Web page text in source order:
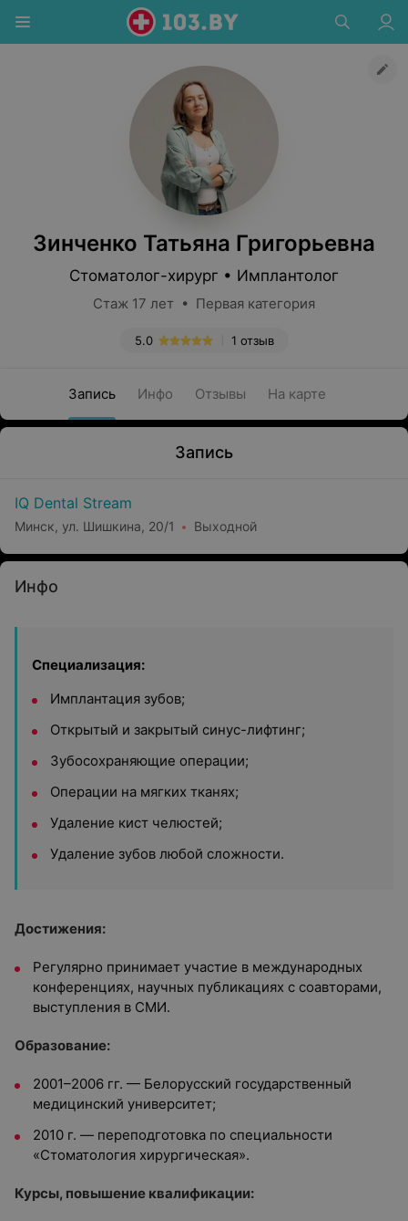
Зинченко Татьяна Григорьевна
Стоматолог-хирург • Имплантолог
Стаж 17 лет • Первая категория
1 отзыв
5.0
Запись Инфо Отзывы На карте
Запись
IQ Dental Stream
Минск, ул. Шишкина, 20/1 Выходной
Инфо
Специализация:
Имплантация зубов;
Открытый и закрытый синус-лифтинг;
Зубосохраняющие операции;
Операции на мягких тканях;
Удаление кист челюстей;
Удаление зубов любой сложности.
Достижения:
Регулярно принимает участие в международных
конференциях, научных публикациях с соавторами,
выступления в СМИ.
Образование:
2001–2006 гг. — Белорусский государственный
медицинский университет;
2010 г. — переподготовка по специальности
«Стоматология хирургическая».
Курсы, повышение квалификации: